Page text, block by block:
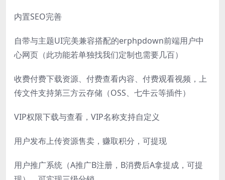
内置SEO完善
自带与主题UI完美兼容搭配的erphpdown前端用户中
心网页（此功能若单独找我们定制也需要几百）
收费付费下载资源、付费查看内容、付费观看视频，上
传文件支持第三方云存储（OSS、七牛云等插件）
VIP权限下载与查看，VIP名称支持自定义
用户发布上传资源售卖，赚取积分，可提现
用户推广系统（A推广B注册，B消费后A拿提成，可提